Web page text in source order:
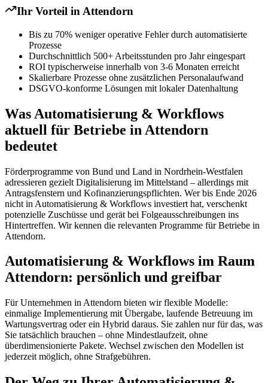
Ihr Vorteil in Attendorn
Bis zu 70% weniger operative Fehler durch automatisierte
Prozesse
Durchschnittlich 500+ Arbeitsstunden pro Jahr eingespart
ROI typischerweise innerhalb von 3-6 Monaten erreicht
Skalierbare Prozesse ohne zusätzlichen Personalaufwand
DSGVO-konforme Lösungen mit lokaler Datenhaltung
Was Automatisierung & Workflows
aktuell für Betriebe in Attendorn
bedeutet
Förderprogramme von Bund und Land in Nordrhein-Westfalen
adressieren gezielt Digitalisierung im Mittelstand – allerdings mit
Antragsfenstern und Kofinanzierungspflichten. Wer bis Ende 2026
nicht in Automatisierung & Workflows investiert hat, verschenkt
potenzielle Zuschüsse und gerät bei Folgeausschreibungen ins
Hintertreffen. Wir kennen die relevanten Programme für Betriebe in
Attendorn.
Automatisierung & Workflows im Raum
Attendorn: persönlich und greifbar
Für Unternehmen in Attendorn bieten wir flexible Modelle:
einmalige Implementierung mit Übergabe, laufende Betreuung im
Wartungsvertrag oder ein Hybrid daraus. Sie zahlen nur für das, was
Sie tatsächlich brauchen – ohne Mindestlaufzeit, ohne
überdimensionierte Pakete. Wechsel zwischen den Modellen ist
jederzeit möglich, ohne Strafgebühren.